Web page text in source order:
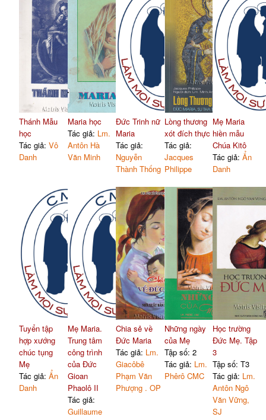
Thánh Mẫu
học
Tác giả:Vô
Danh
Maria học
Tác giả: Lm.
Antôn Hà
Văn Minh
Đức Trinh nữ
Maria
Tác giả:
Nguyễn
Thành Thống
Lòng thương
xót đích thực
Tác giả:
Jacques
Philippe
Mẹ Maria
hiền mẫu
Chúa Kitô
Tác giả:Ẩn
Danh
Tuyển tập
hợp xướng
chúc tụng
Mẹ
Tác giả:Ẩn
Danh
Mẹ Maria.
Trung tâm
công trình
của Đức
Gioan
Phaolô II
Tác giả:
Guillaume
Chia sẻ về
Đức Maria
Tác giả: Lm.
Giacôbê
Phạm Văn
Phượng . OP
Những ngày
của Mẹ
Tập số: 2
Tác giả: Lm.
Phêrô CMC
Học trường
Đức Mẹ. Tập
3
Tập số: T3
Tác giả: Lm.
Antôn Ngô
Văn Vững,
SJ